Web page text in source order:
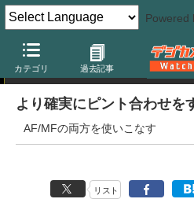
Powered
カテゴリ 過去記事
超高画素のお作法
より確実にピント合わせを
AF/MFの両方を使いこなす
リスト